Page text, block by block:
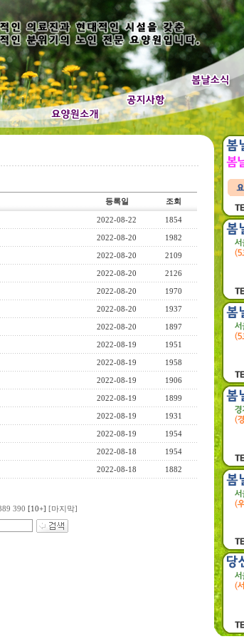
등록일 조회
2022-08-22
1854
2022-08-20
1982
2022-08-20
2109
2022-08-20
2126
2022-08-20
1970
2022-08-20
1937
2022-08-20
1897
2022-08-19
1951
2022-08-19
1958
2022-08-19
1906
2022-08-19
1899
2022-08-19
1931
2022-08-19
1954
2022-08-18
1954
2022-08-18 1882
390 [10+] [마지막]